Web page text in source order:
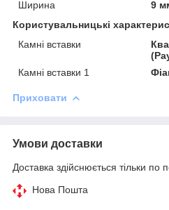
Ширина
9
Користувальницькі
Камні вставки
Камні вставки 1
Приховати
Умови доставки
Доставка здійснюється тільки по
Нова Пошта